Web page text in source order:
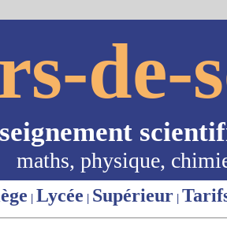
de-
maths, physique,
| Lycée | Supérieur |